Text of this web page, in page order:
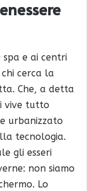
e ai centri
cerca la
Che, a detta
vive tutto
urbanizzato
tecnologia.
gli esseri
non siamo
Lo